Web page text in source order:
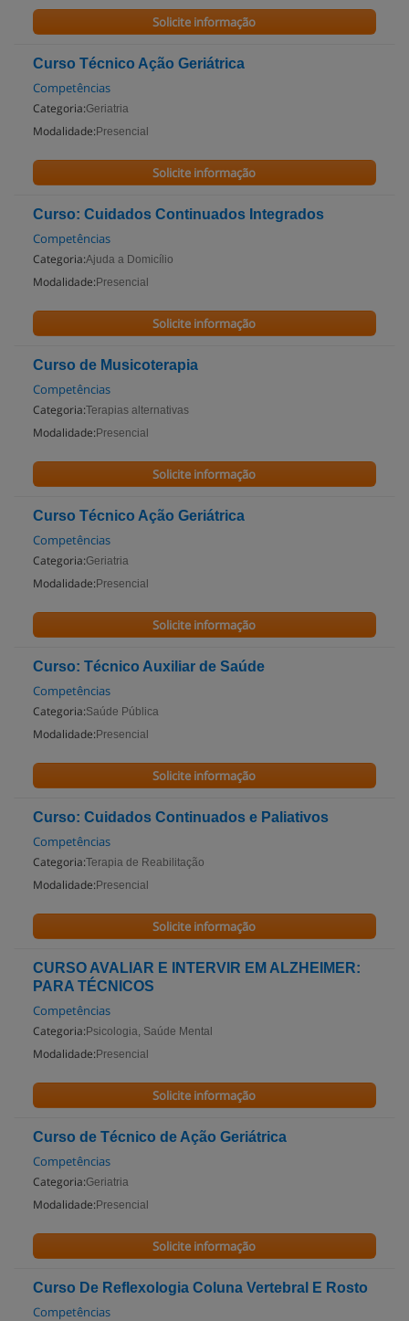
Solicite informação
Curso Técnico Ação Geriátrica
Competências
Categoria:Geriatria
Modalidade: Presencial
Solicite informação
Curso: Cuidados Continuados Integrados
Competências
Categoria:Ajuda a Domicílio
Modalidade: Presencial
Solicite informação
Curso de Musicoterapia
Competências
Categoria:Terapias alternativas
Modalidade: Presencial
Solicite informação
Curso Técnico Ação Geriátrica
Competências
Categoria:Geriatria
Modalidade: Presencial
Solicite informação
Curso: Técnico Auxiliar de Saúde
Competências
Categoria:Saúde Pública
Modalidade: Presencial
Solicite informação
Curso: Cuidados Continuados e Paliativos
Competências
Categoria:Terapia de Reabilitação
Modalidade: Presencial
Solicite informação
CURSO AVALIAR E INTERVIR EM ALZHEIMER:
PARA TÉCNICOS
Competências
Categoria: Psicologia, Saúde Mental
Modalidade: Presencial
Solicite informação
Curso de Técnico de Ação Geriátrica
Competências
Categoria:Geriatria
Modalidade: Presencial
Solicite informação
Curso De Reflexologia Coluna Vertebral E Rosto
Competências